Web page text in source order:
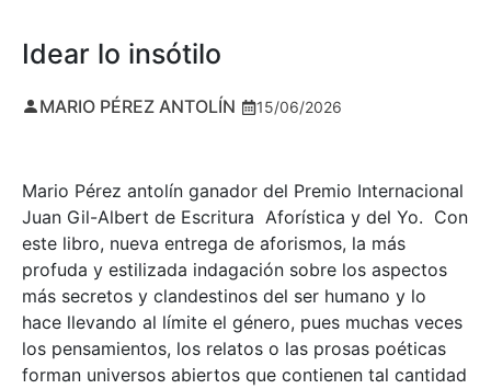
Idear lo insótilo
MARIO PÉREZ ANTOLÍN 15/06/2026
Mario Pérez antolín ganador del Premio Internacional
Juan Gil-Albert de Escritura Aforística y del Yo. Con
este libro, nueva entrega de aforismos, la más
profuda y estilizada indagación sobre los aspectos
más secretos y clandestinos del ser humano y lo
hace llevando al límite el género, pues muchas veces
los pensamientos, los relatos o las prosas poéticas
forman universos abiertos que contienen tal cantidad